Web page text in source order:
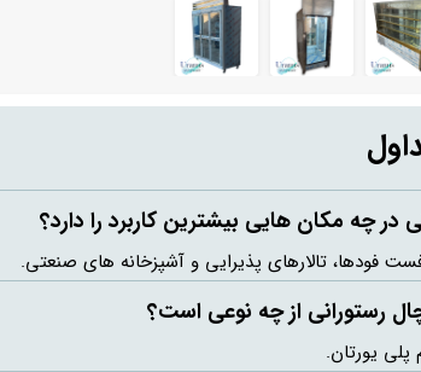
در چه مکان هایی بیشترین کاربرد را دارد؟
فودها، تالارهای پذیرایی و آشپزخانه های صنعتی.
رستورانی از چه نوعی است؟
پلی یورتان.